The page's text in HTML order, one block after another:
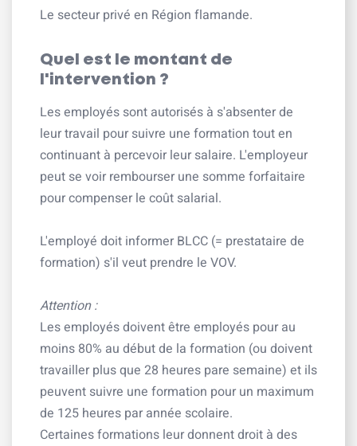
Le secteur privé en Région flamande.
Quel est le montant de
l'intervention ?
Les employés sont autorisés à s'absenter de
leur travail pour suivre une formation tout en
continuant à percevoir leur salaire. L'employeur
peut se voir rembourser une somme forfaitaire
pour compenser le coût salarial.
L'employé doit informer BLCC (= prestataire de
formation) s'il veut prendre le VOV.
Attention :
Les employés doivent être employés pour au
moins 80% au début de la formation (ou doivent
travailler plus que 28 heures pare semaine) et ils
peuvent suivre une formation pour un maximum
de 125 heures par année scolaire.
Certaines formations leur donnent droit à des